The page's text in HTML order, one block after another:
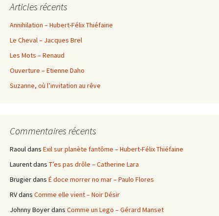
Articles récents
Annihilation – Hubert-Félix Thiéfaine
Le Cheval – Jacques Brel
Les Mots – Renaud
Ouverture – Etienne Daho
Suzanne, où l’invitation au rêve
Commentaires récents
Raouldans Exil sur planète fantôme – Hubert-Félix Thiéfaine
Laurentdans T’es pas drôle – Catherine Lara
Brugierdans É doce morrer no mar – Paulo Flores
RVdans Comme elle vient – Noir Désir
Johnny Boyerdans Comme un Lego – Gérard Manset